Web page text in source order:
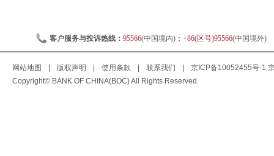
客户服务与投诉热线： 95566(中国境内)； +86(区号)95566(中国境外)
网站地图 版权声明 使用条款 联系我们 京ICP备10052455号-1
Copyright© BANK OF CHINA(BOC) All Rights Reserved.